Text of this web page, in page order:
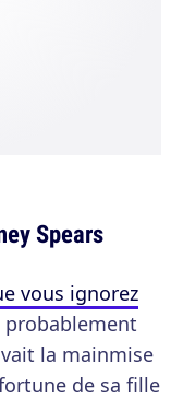
Spears
vous ignorez
probablement
la mainmise
de sa fille